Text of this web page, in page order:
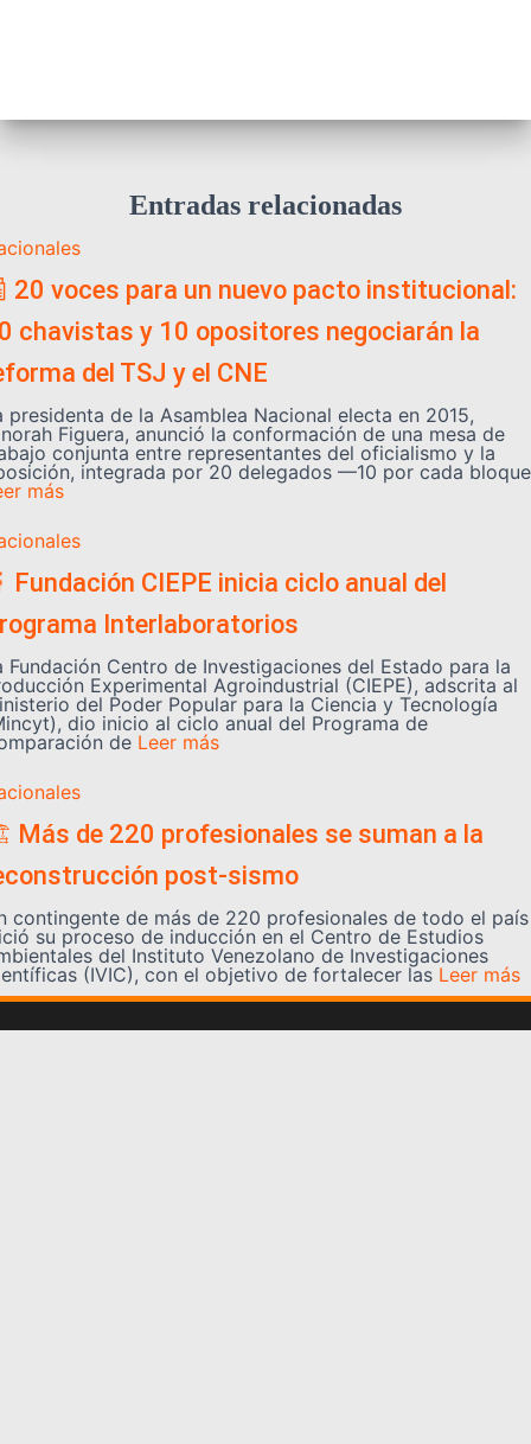
Entradas relacionadas
20 voces para un nuevo pacto institucional:
chavistas y 10 opositores negociarán la
del TSJ y el CNE
presidenta de la Asamblea Nacional electa en 2015,
Figuera, anunció la conformación de una mesa de
conjunta entre representantes del oficialismo y la
integrada por 20 delegados —10 por cada bloque
más
Fundación CIEPE inicia ciclo anual del
Interlaboratorios
Fundación Centro de Investigaciones del Estado para la
Experimental Agroindustrial (CIEPE), adscrita al
del Poder Popular para la Ciencia y Tecnología
dio inicio al ciclo anual del Programa de
de Leer más
de 220 profesionales se suman a la
post-sismo
contingente de más de 220 profesionales de todo el país
su proceso de inducción en el Centro de Estudios
del Instituto Venezolano de Investigaciones
(IVIC), con el objetivo de fortalecer las Leer más